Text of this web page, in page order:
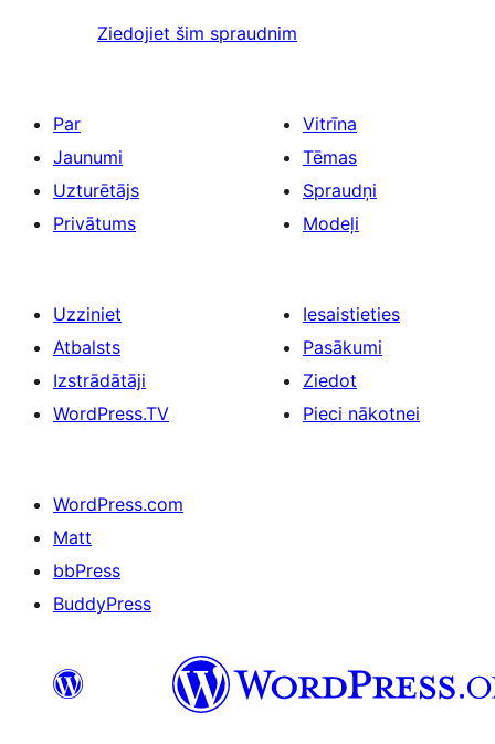
Ziedojiet šim spraudnim
Par
Jaunumi
Uzturētājs
Privātums
Vitrīna
Tēmas
Spraudņi
Modeļi
Uzziniet
Atbalsts
Izstrādātāji
WordPress.TV
Iesaistieties
Pasākumi
Ziedot
Pieci nākotnei
WordPress.com
Matt
bbPress
BuddyPress